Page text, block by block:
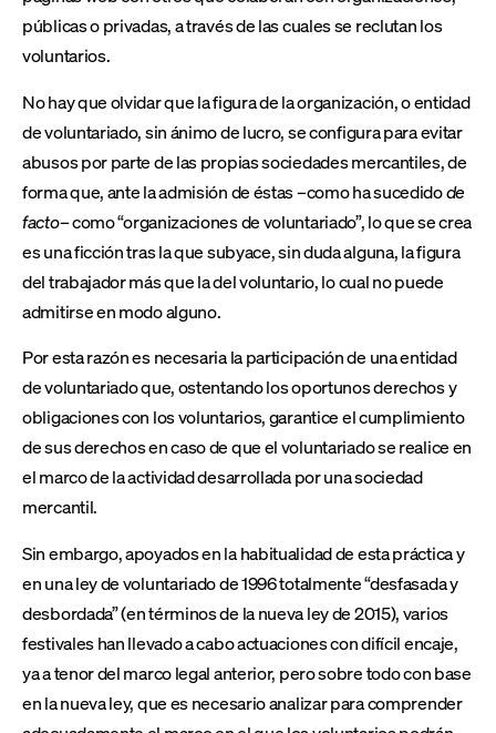
públicas o privadas, a través de las cuales se reclutan los
voluntarios.
No hay que olvidar que la figura de la organización, o entidad
de voluntariado, sin ánimo de lucro, se configura para evitar
abusos por parte de las propias sociedades mercantiles, de
forma que, ante la admisión de éstas –como ha sucedidode
facto– como “organizaciones de voluntariado”, lo que se crea
es una ficción tras la que subyace, sin duda alguna, la figura
del trabajador más que la del voluntario, lo cual no puede
admitirse en modo alguno.
Por esta razón es necesaria la participación de una entidad
de voluntariado que, ostentando los oportunos derechos y
obligaciones con los voluntarios, garantice el cumplimiento
de sus derechos en caso de que el voluntariado se realice en
el marco de la actividad desarrollada por una sociedad
mercantil.
Sin embargo, apoyados en la habitualidad de esta práctica y
en una ley de voluntariado de 1996 totalmente “desfasada y
desbordada” (en términos de la nueva ley de 2015), varios
festivales han llevado a cabo actuaciones con difícil encaje,
ya a tenor del marco legal anterior, pero sobre todo con base
en la nueva ley, que es necesario analizar para comprender